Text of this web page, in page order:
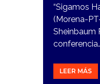
“Sigamos
(Morena-
Sheinbaum
LEER MÁS